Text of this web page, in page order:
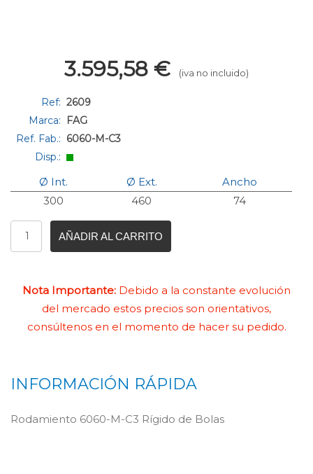
3.595,58 € (iva no incluido)
Ref: 2609
Marca:
FAG
Ref. Fab.: 6060-M-C3
Disp.:
Ø Int. Ø Ext.
Ancho
300
460 74
AÑADIR AL CARRITO
Nota Importante: Debido a la constante evolución
del mercado estos precios son orientativos,
consúltenos en el momento de hacer su pedido.
INFORMACIÓN RÁPIDA
Rodamiento 6060-M-C3 Rígido de Bolas